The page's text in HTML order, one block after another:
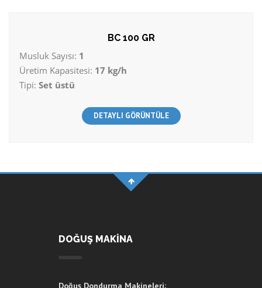
BC 100 GR
Musluk Sayısı: 1
Üretim Kapasitesi: 17 kg/h
Tipi: Set üstü
DETAYLI GÖRÜNTÜLE
DOĞUŞ MAKİNA
Doğuş Dondurma Makineleri;